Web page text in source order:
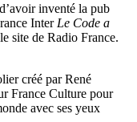
inventé la pub
Inter Le Code a
site de Radio France.
créé par René
France Culture pour
avec ses yeux